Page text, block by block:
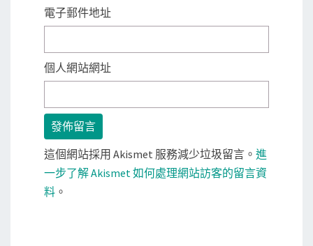
電子郵件地址
個人網站網址
這個網站採用 Akismet 服務減少垃圾留言。 進
一步了解 Akismet 如何處理網站訪客的留言資
料 。